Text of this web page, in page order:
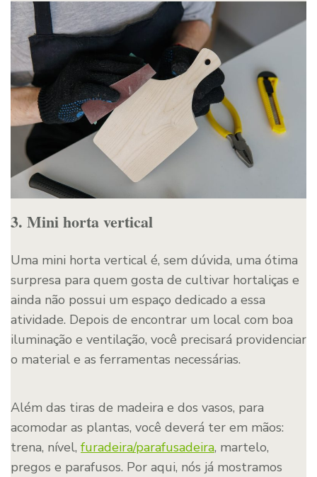
3. Mini horta vertical
Uma mini horta vertical é, sem dúvida, uma ótima
surpresa para quem gosta de cultivar hortaliças e
ainda não possui um espaço dedicado a essa
atividade. Depois de encontrar um local com boa
iluminação e ventilação, você precisará providenciar
o material e as ferramentas necessárias.
Além das tiras de madeira e dos vasos, para
acomodar as plantas, você deverá ter em mãos:
trena, nível, furadeira/parafusadeira, martelo,
pregos e parafusos. Por aqui, nós já mostramos